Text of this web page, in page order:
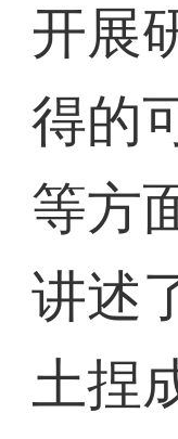
开展
得的
等方
讲述
土捏